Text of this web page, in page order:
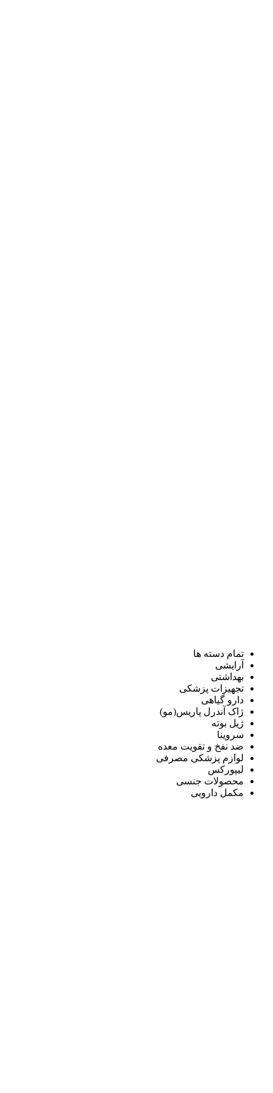
تمام دسته ها
آرایشی
بهداشتی
تجهیزات پزشکی
دارو گیاهی
ژاک آندرل پاریس(مو)
ژیل بوته
سروینا
ضد نفخ و تقویت معده
لوازم پزشکی مصرفی
لیپورکس
محصولات جنسی
مکمل دارویی